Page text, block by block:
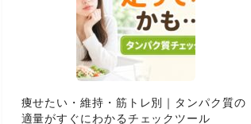
痩せたい・維持・筋トレ別｜タンパク質の
適量がすぐにわかるチェックツール